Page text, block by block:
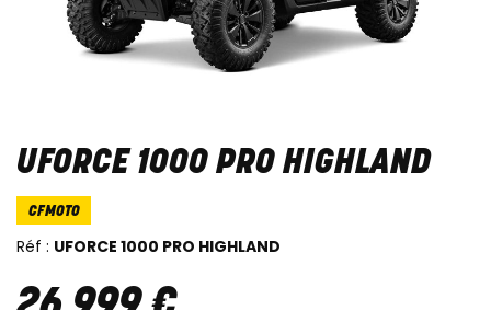
UFORCE 1000 PRO HIGHLAND
CFMOTO
Réf : UFORCE 1000 PRO HIGHLAND